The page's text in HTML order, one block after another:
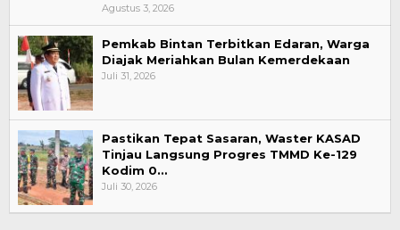
Agustus 3, 2026
Pemkab Bintan Terbitkan Edaran, Warga
Diajak Meriahkan Bulan Kemerdekaan
Juli 31, 2026
Pastikan Tepat Sasaran, Waster KASAD
Tinjau Langsung Progres TMMD Ke-129
Kodim 0…
Juli 30, 2026